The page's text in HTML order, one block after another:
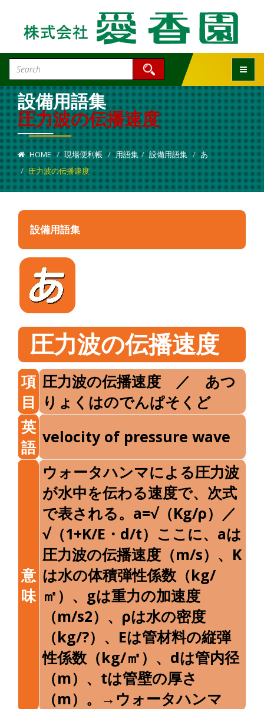
設備用語集
圧力波の伝播速度
HOME 現場便利帳 用語集 設備用語集
あ
圧力波の伝播速度
設備用語集
圧力波の伝播速度
項
目
圧力波の伝播速度 ／ あつ
りょくはのでんぱそくど
英
語
velocity of pressure wave
意
味
ウォータハンマによる圧力波
が水中を伝わる速度で、次式
で表される。a=√（Kg/ρ）／
√（1+K/E・d/t）ここに、aは
圧力波の伝播速度（m/s）、K
は水の体積弾性係数（kg/
㎡）、gは重力の加速度
（m/s2）、ρは水の密度
（kg/?）、Eは管材料の縦弾
性係数（kg/㎡）、dは管内径
（m）、tは管壁の厚さ
（m）。→ウォータハンマ